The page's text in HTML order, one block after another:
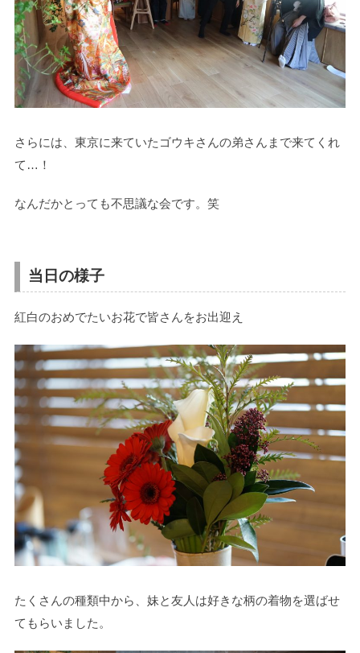
さらには、東京に来ていたゴウキさんの弟さんまで来てくれ
て…！
なんだかとっても不思議な会です。笑
当日の様子
紅白のおめでたいお花で皆さんをお出迎え
たくさんの種類中から、妹と友人は好きな柄の着物を選ばせ
てもらいました。